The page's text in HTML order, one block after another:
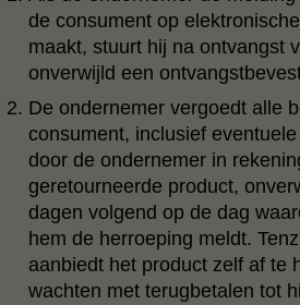
de consument op
maakt, stuurt hij na ontvangst
onverwijld een
De ondernemer vergoedt alle
consument, inclusief
door de ondernemer in
geretourneerde product,
dagen volgend op de dag
hem de herroeping meldt.
aanbiedt het product zelf af te
wachten met terugbetalen tot